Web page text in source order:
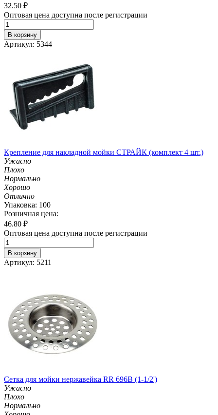
32.50 ₽
Оптовая цена доступна после регистрации
В корзину
Артикул: 5344
Крепление для накладной мойки СТРАЙК (комплект 4 шт.)
Ужасно
Плохо
Нормально
Хорошо
Отлично
Упаковка: 100
Розничная цена:
46.80 ₽
Оптовая цена доступна после регистрации
В корзину
Артикул: 5211
Сетка для мойки нержавейка RR 696B (1-1/2')
Ужасно
Плохо
Нормально